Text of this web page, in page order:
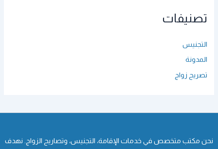
تصنيفات
التجنيس
المدونة
تصريح زواج
نحن مكتب متخصص في خدمات الإقامة، التجنيس، وتصاريح الزواج. نهدف